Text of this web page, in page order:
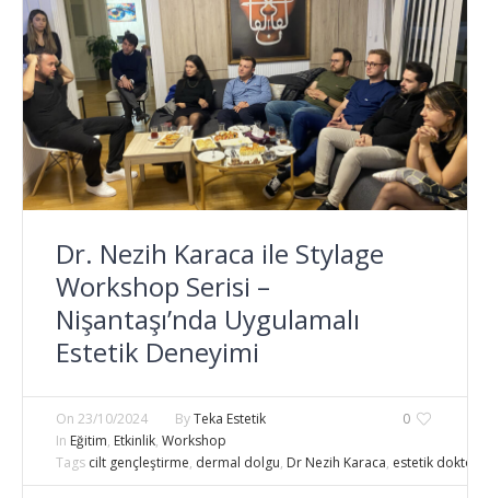
Dr. Nezih Karaca ile Stylage
Workshop Serisi –
Nişantaşı’nda Uygulamalı
Estetik Deneyimi
0
On 23/10/2024 ByTeka Estetik
In Eğitim, Etkinlik, Workshop
Tags cilt gençleştirme, dermal dolgu, Dr Nezih Karaca, estetik doktor